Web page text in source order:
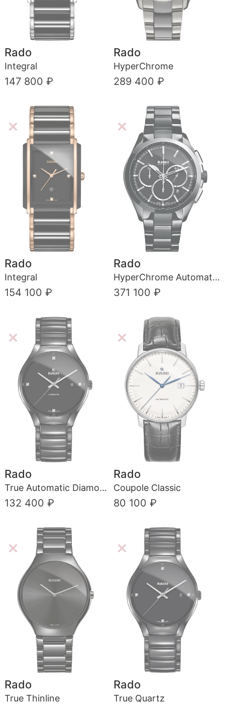
Rado
Integral
147 800 ₽
Rado
HyperChrome
289 400 ₽
Rado
Integral
154 100 ₽
Rado
HyperChrome Automatic Chronograph
371 100 ₽
Rado
True Automatic Diamonds
132 400 ₽
Rado
Coupole Classic
80 100 ₽
Rado
True Thinline
Rado
True Quartz